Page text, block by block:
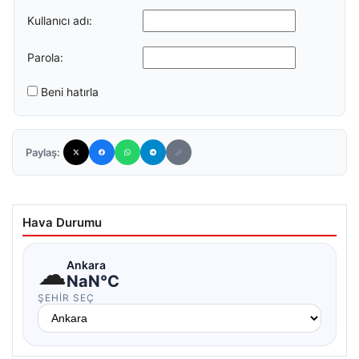
Kullanıcı adı:
Parola:
Beni hatırla
Paylaş:
Hava Durumu
☁Ankara
NaN°C
ŞEHIR SEÇ